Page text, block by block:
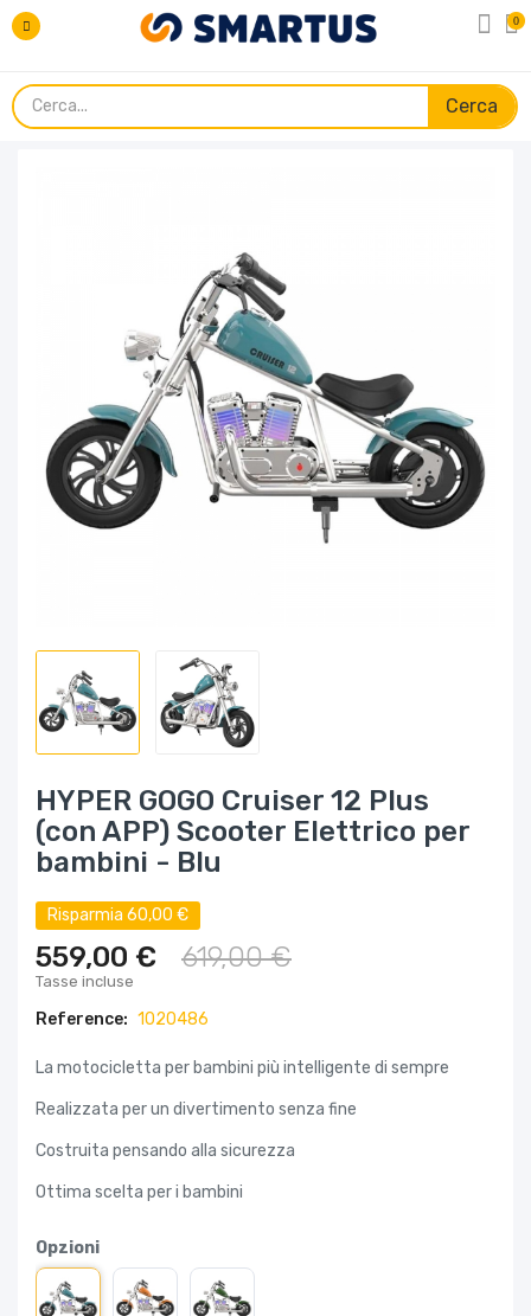
0
Cerca
HYPER GOGO Cruiser 12 Plus
(con APP) Scooter Elettrico per
bambini - Blu
Risparmia 60,00 €
559,00 € 619,00 €
Tasse incluse
Reference: 1020486
La motocicletta per bambini più intelligente di sempre
Realizzata per un divertimento senza fine
Costruita pensando alla sicurezza
Ottima scelta per i bambini
Opzioni